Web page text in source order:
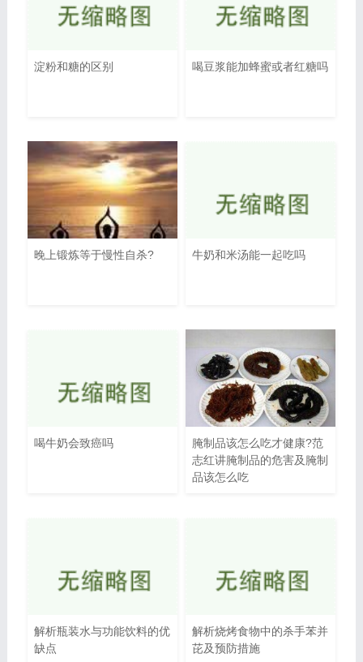
淀粉和糖的区别 喝豆浆能加蜂蜜或者红糖吗
晚上锻炼等于慢性自杀? 牛奶和米汤能一起吃吗
喝牛奶会致癌吗
腌制品该怎么吃才健康?范
志红讲腌制品的危害及腌制
品该怎么吃
解析瓶装水与功能饮料的优
缺点
解析烧烤食物中的杀手苯并
芘及预防措施